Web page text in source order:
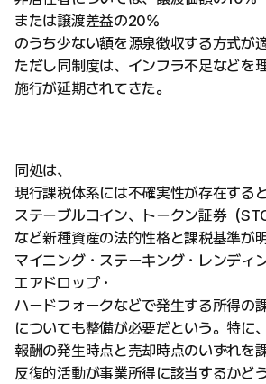
または譲渡差益の20%
のうち少ない額を源泉徴収する方式が
ただし同制度は、インフラ不足などを
施行が延期されてきた。
同処は、
現行課税体系には不確実性が存在する
ステーブルコイン、トークン証券（STO
など新種資産の法的性格と課税基準が
マイニング・ステーキング・レンディ
エアドロップ・
ハードフォークなどで発生する所得の
についても整備が必要だという。特に、
報酬の発生時点と売却時点のいずれを
反復的活動が事業所得に該当するかど